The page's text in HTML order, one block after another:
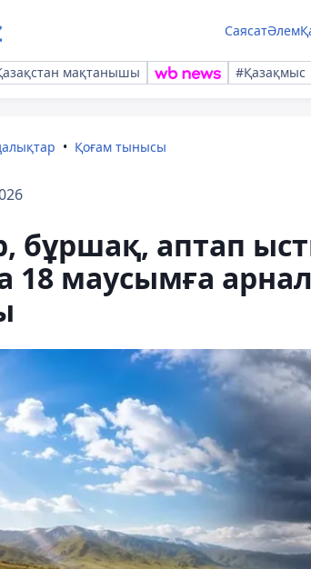
СаясатӘлем
мақтанышы #Қазақмыс
Қоғам тынысы
аптап
маусымға